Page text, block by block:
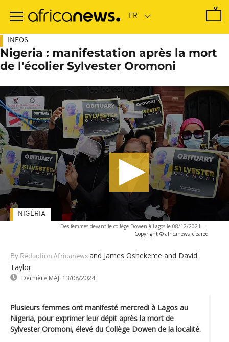
contenu
INFOS
Nigeria : manifestation après la mort
de l'écolier Sylvester Oromoni
Des femmes devant le collège Dowen à Lagos le 08/12/2021 -
Copyright © africanews cleared
By Rédaction Africanews and James Oshekeme and David
Taylor
Dernière MAJ: 13/08/2024
NIGÉRIA
Plusieurs femmes ont manifesté mercredi à Lagos au
Nigeria, pour exprimer leur dépit après la mort de
Sylvester Oromoni, élevé du Collège Dowen de la localité.